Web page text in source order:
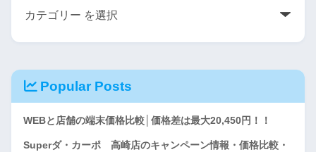
Popular Posts
WEBと店舗の端末価格比較│価格差は最大20,450円！！
Superダ・カーポ 高崎店のキャンペーン情報・価格比較・